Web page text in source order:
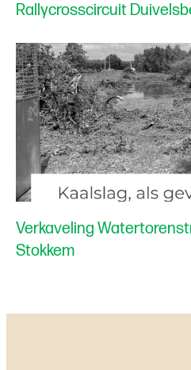
Rallycrosscircuit
Verkaveling
Stokkem